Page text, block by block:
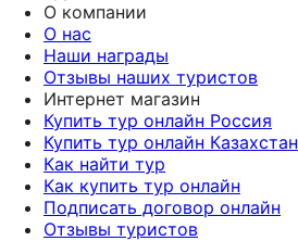
О компании
О нас
Наши награды
Отзывы наших туристов
Интернет магазин
Купить тур онлайн Россия
Купить тур онлайн Казахстан
Как найти тур
Как купить тур онлайн
Подписать договор онлайн
Отзывы туристов